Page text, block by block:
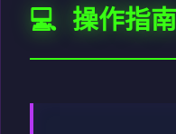
💻 操作指南